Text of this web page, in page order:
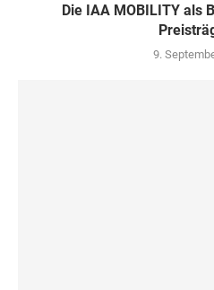
Die IAA MOBILITY als
9.